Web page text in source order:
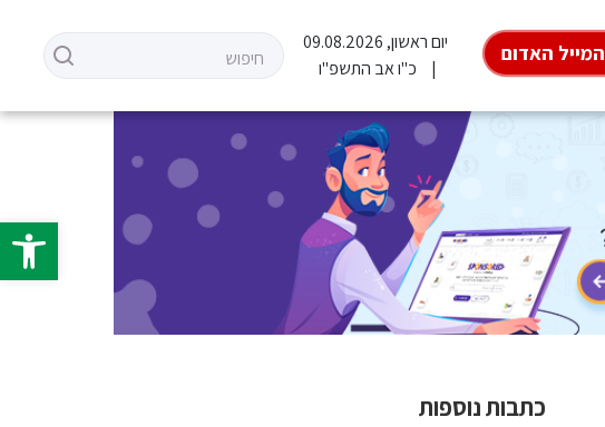
פתח
המייל האדום
יום ראשון, 09.08.2026
כ"ו אב התשפ"ו
כתבות נוספות